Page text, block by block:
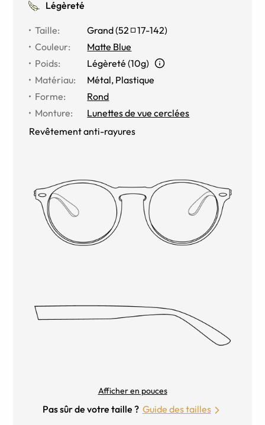
Légèreté
Taille: Grand(52 17-142)
Couleur:
Matte Blue
Poids:
Légèreté (10g)
Matériau: Métal, Plastique
Forme:
Rond
Monture:
Lunettes de vue cerclées
Revêtement anti-rayures
Afficher en pouces
Pas sûr de votre taille ? Guide des tailles